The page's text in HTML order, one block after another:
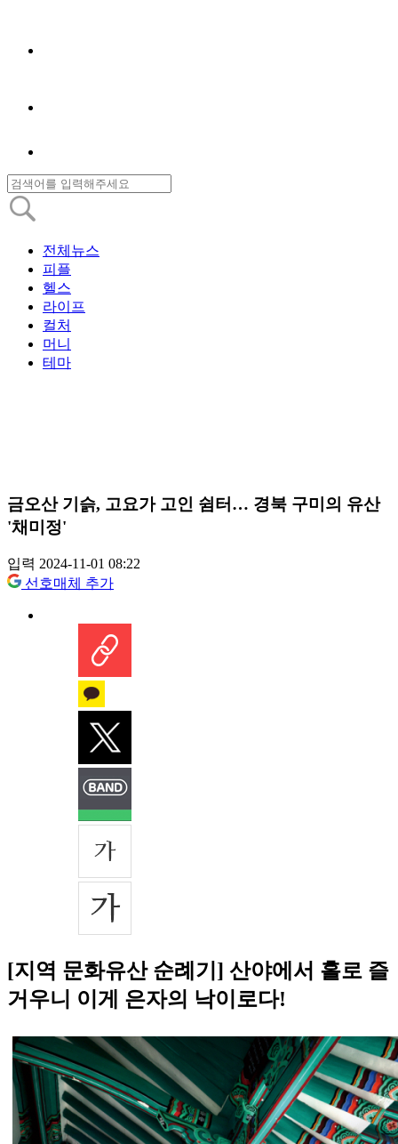
전체뉴스
피플
헬스
라이프
컬처
머니
테마
금오산 기슭, 고요가 고인 쉼터… 경북 구미의 유산
'채미정'
입력 2024-11-01 08:22
선호매체 추가
[지역 문화유산 순례기] 산야에서 홀로 즐
거우니 이게 은자의 낙이로다!